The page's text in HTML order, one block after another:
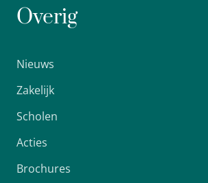
Overig
Nieuws
Zakelijk
Scholen
Acties
Brochures